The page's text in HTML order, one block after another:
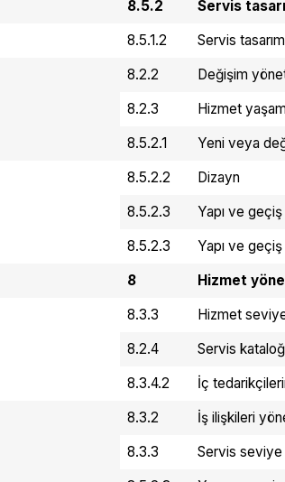
8.5.2
Servis
8.5.1.2
Servis
8.2.2
Değişim
8.2.3
Hizmet
8.5.2.1
Yeni veya
8.5.2.2
Dizayn
8.5.2.3
Yapı ve geçiş
8.5.2.3
Yapı ve geçiş
8
Hizmet
8.3.3
Hizmet
8.2.4
Servis
8.3.4.2
İç
8.3.2
İş ilişkileri
8.3.3
Servis